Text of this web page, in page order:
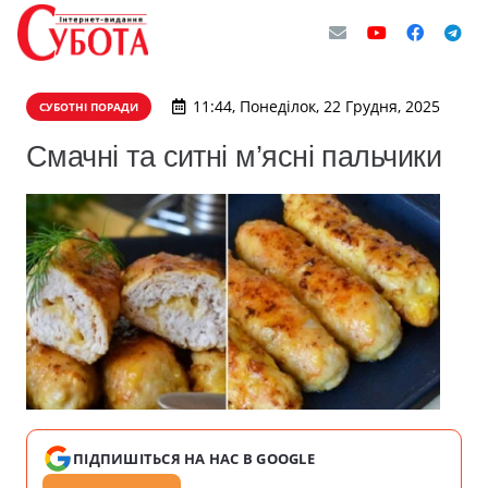
СУБОТНІ ПОРАДИ 11:44, Понеділок, 22 Грудня, 2025
Смачні та ситні м’ясні пальчики
ПІДПИШІТЬСЯ НА НАС В GOOGLE